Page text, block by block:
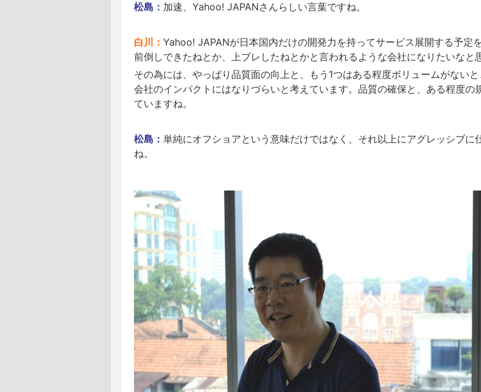
松島： 加速、Yahoo! JAPANさんらしい言葉ですね。
白川： Yahoo! JAPANが日本国内だけの開発力を持ってサービス展開する予定
前倒しできたねとか、上ブレしたねとかと言われるような会社になりたいなと
その為には、やっぱり品質面の向上と、もう1つはある程度ボリュームがない
会社のインパクトにはなりづらいと考えています。品質の確保と、ある程度の
ていますね。
松島： 単純にオフショアという意味だけではなく、それ以上にアグレッシブに
ね。